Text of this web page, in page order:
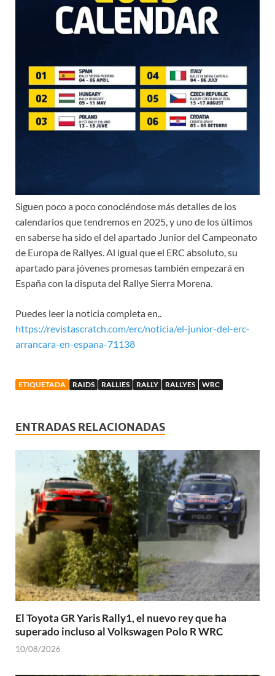
Siguen poco a poco conociéndose más detalles de los
calendarios que tendremos en 2025, y uno de los últimos
en saberse ha sido el del apartado Junior del Campeonato
de Europa de Rallyes. Al igual que el ERC absoluto, su
apartado para jóvenes promesas también empezará en
España con la disputa del Rallye Sierra Morena.
Puedes leer la noticia completa en..
https://revistascratch.com/erc/noticia/el-junior-del-erc-
arrancara-en-espana-71138
ETIQUETADA RAIDS RALLIES RALLY RALLYES WRC
ENTRADAS RELACIONADAS
El Toyota GR Yaris Rally1, el nuevo rey que ha
superado incluso al Volkswagen Polo R WRC
10/08/2026